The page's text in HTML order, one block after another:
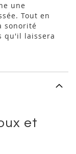
une
Tout en
sonorité
qu'il laissera
et